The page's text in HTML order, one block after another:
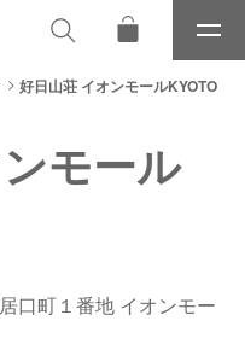
メ
ニ
ュ
好日山荘 イオンモールKYOTO
モール
口町１番地 イオンモー